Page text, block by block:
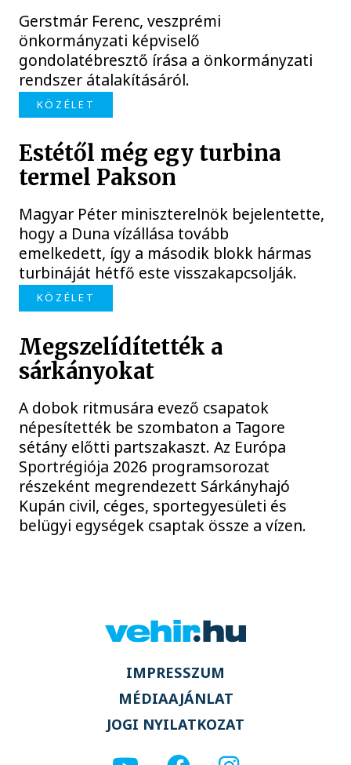
Gerstmár Ferenc, veszprémi
önkormányzati képviselő
gondolatébresztő írása a önkormányzati
rendszer átalakításáról.
KÖZÉLET
Estétől még egy turbina
termel Pakson
Magyar Péter miniszterelnök bejelentette,
hogy a Duna vízállása tovább
emelkedett, így a második blokk hármas
turbináját hétfő este visszakapcsolják.
KÖZÉLET
Megszelídítették a
sárkányokat
A dobok ritmusára evező csapatok
népesítették be szombaton a Tagore
sétány előtti partszakaszt. Az Európa
Sportrégiója 2026 programsorozat
részeként megrendezett Sárkányhajó
Kupán civil, céges, sportegyesületi és
belügyi egységek csaptak össze a vízen.
IMPRESSZUM
MÉDIAAJÁNLAT
JOGI NYILATKOZAT